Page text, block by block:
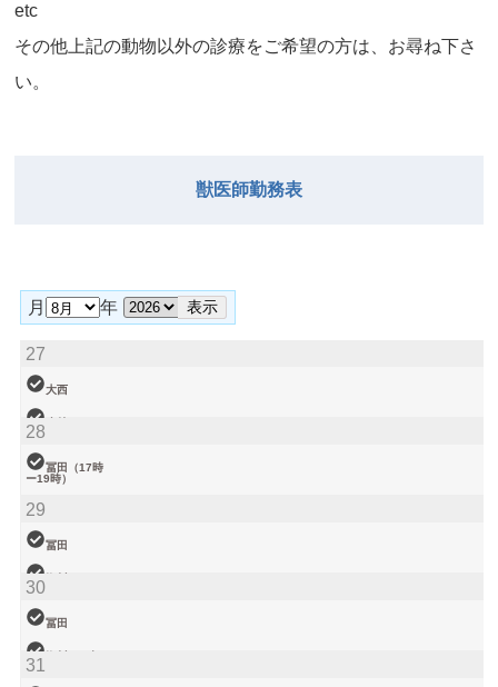
etc
その他上記の動物以外の診療をご希望の⽅は、お尋ね下さ
い。
獣医師勤務表
月 年
27
大西
18時）
時）
院長
28
冨田（17時
ー19時）
大西（9時ー
武井
29
冨田
30
冨田
18時）
31